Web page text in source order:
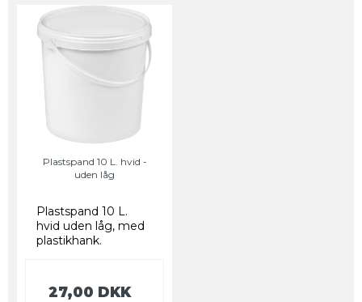
Plastspand 10 L. hvid -
uden låg
Plastspand 10 L.
hvid uden låg, med
plastikhank.
27,00 DKK